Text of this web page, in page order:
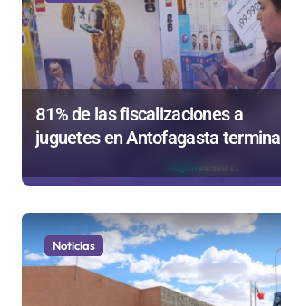
81% de las fiscalizaciones a
juguetes en Antofagasta termina
en sumarios sanitarios
Noticias